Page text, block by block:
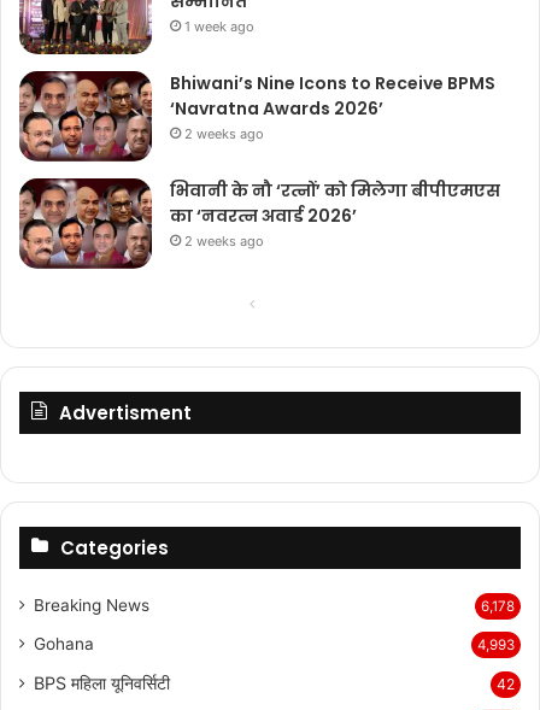
1 week ago
Bhiwani’s Nine Icons to Receive BPMS
‘Navratna Awards 2026’
2 weeks ago
भिवानी के नौ ‘रत्नों’ को मिलेगा बीपीएमएस
का ‘नवरत्न अवार्ड 2026’
2 weeks ago
Previous
Advertisment
Categories
Breaking News 6,178
Gohana 4,993
BPS महिला यूनिवर्सिटी 42